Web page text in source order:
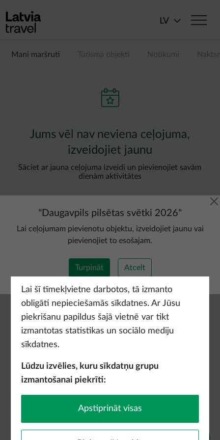
LV
Mani maršruti Tūrisma objekti Notikumi
Jums vēl nav neviena ceļojuma,
izveidojiet jaunu
Sāciet ar jauna ceļojuma izveidi un pievienojiet savām
dienām aktivitātes
Pievienot jaunu maršrutu
" Daugavpils pilsētas svētki 2026"
Lai ceļojumam pievienotu objektu, izveidojiet jaunu vai
pievienojiet to esošajam.
Turpināt Atcelt
Lai šī tīmekļvietne darbotos, tā izmanto
obligāti nepieciešamās sīkdatnes. Ar Jūsu
piekrišanu papildus šajā vietnē var tikt
izmantotas statistikas un sociālo mediju
sīkdatnes.
Lūdzu izvēlies, kuru sīkdatņu grupu
izmantošanai piekrīti:
Apstiprināt visas